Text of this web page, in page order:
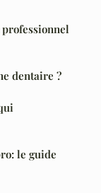
dentaire ?
le guide